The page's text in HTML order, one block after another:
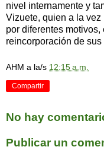
nivel internamente y
Vizuete, quien a la
por diferentes
reincorporación de sus
AHM a la/s 12:15 a.m.
Compartir
No hay
Publicar un